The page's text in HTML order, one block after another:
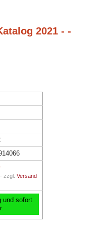
2021 - -
zzgl. Versand
und sofort